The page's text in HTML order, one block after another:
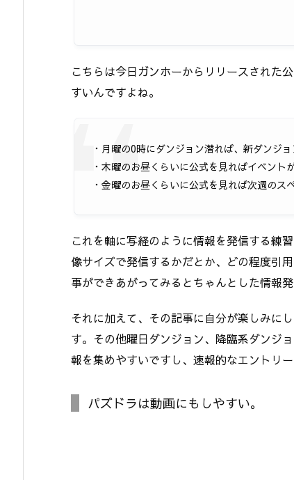
こちらは今日ガンホーからリリースされた
すいんですよね。
・月曜の0時にダンジョン潜れば、新ダンジ
・木曜のお昼くらいに公式を見ればイベント
・金曜のお昼くらいに公式を見れば次週のス
これを軸に写経のように情報を発信する練
像サイズで発信するかだとか、どの程度引
事ができあがってみるとちゃんとした情報
それに加えて、その記事に自分が楽しみに
す。その他曜日ダンジョン、降臨系ダンジ
報を集めやすいですし、速報的なエントリ
パズドラは動画にもしやすい。